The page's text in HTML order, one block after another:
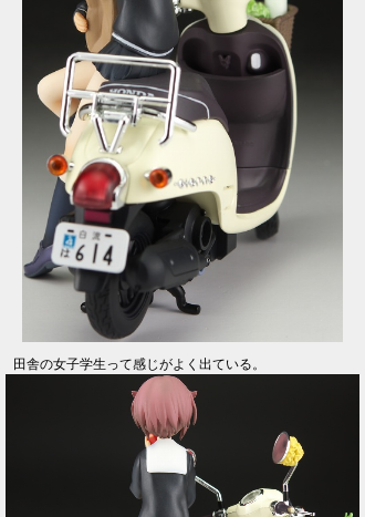
田舎の女子学生って感じがよく出ている。